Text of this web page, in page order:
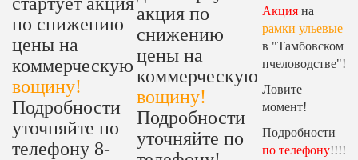
по снижению
цены на
коммерческую
вощину!
Подробности
уточняйте по
телефону 8-
акция по
снижению
цены на
коммерческую
вощину!
Подробности
уточняйте по
Акция на
рамки ульевые
в "Тамбовском
пчеловодстве"!
Ловите
момент!
Подробности
по телефону!!!!